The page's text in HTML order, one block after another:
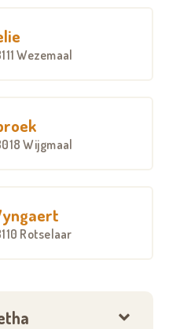
Wezemaal
Wijgmaal
Rotselaar